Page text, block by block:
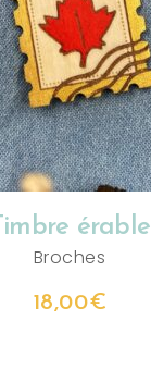
AJOUTER AU PANIER
Timbre érable
Broches
18,00€